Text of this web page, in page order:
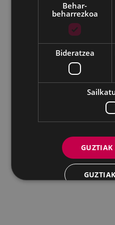
Udalaren sare
Eibarko Andretxea -
Andretxea: 943 54 39 38
andretxea@eibar.eus
IFZ: P2003100A |
Behar-
beharrezkoa
Bideratzea
GUZTIAK